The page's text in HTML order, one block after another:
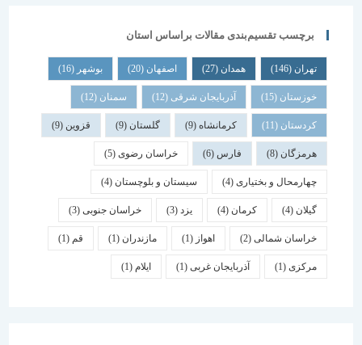
برچسب تقسیم‌بندی مقالات براساس استان
همدان اصفهان (20) بوشهر
خوزستان(15) آذربایجان شرقی(12) سمنان (12)
کردستان(11) کرمانشاه(9) گلستان (9) قزوین
هرمزگان(8) فارس خراسان رضوی(5)
چهارمحال و بختیاری (4) سیستان و بلوچستان(4)
کرمان یزد خراسان جنوبی(3)
خراسان شمالی(2) اهواز مازندران(1) قم
(1) آذربایجان غربی(1) ایلام